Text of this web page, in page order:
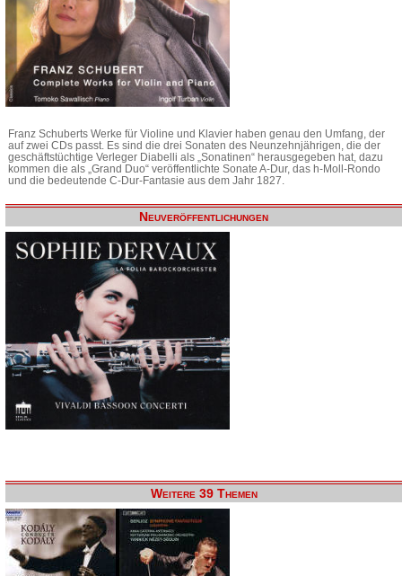
Franz Schuberts Werke für Violine und Klavier haben genau den Umfang, der
auf zwei CDs passt. Es sind die drei Sonaten des Neunzehnjährigen, die der
geschäftstüchtige Verleger Diabelli als „Sonatinen“ herausgegeben hat, dazu
kommen die als „Grand Duo“ veröffentlichte Sonate A-Dur, das h-Moll-Rondo
und die bedeutende C-Dur-Fantasie aus dem Jahr 1827.
Neuveröffentlichungen
Weitere 39 Themen